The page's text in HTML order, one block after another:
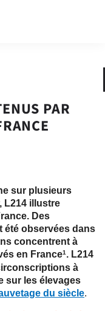
PAR
sur plusieurs
L214 illustre
Des
été observées dans
concentrent à
en France1 . L214
à
sur les élevages
du siècle.